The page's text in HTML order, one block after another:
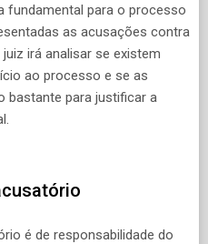
fundamental para o processo
as acusações contra
irá analisar se existem
ao processo e se as
bastante para justificar a
é de responsabilidade do